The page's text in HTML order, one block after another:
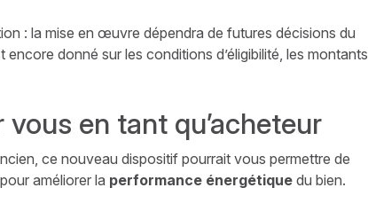
: la mise en œuvre dépendra de futures décisions du
donné sur les conditions d’éligibilité, les montants
en tant qu’acheteur
ce nouveau dispositif pourrait vous permettre de
améliorer la performance énergétique du bien.